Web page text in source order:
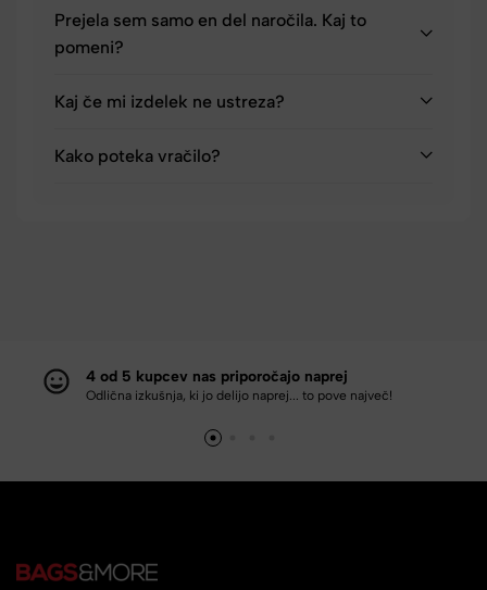
Prejela sem samo en del naročila. Kaj to
pomeni?
Kaj če mi izdelek ne ustreza?
Kako poteka vračilo?
4 od 5 kupcev nas priporočajo naprej
Odlična izkušnja, ki jo delijo naprej... to pove največ!